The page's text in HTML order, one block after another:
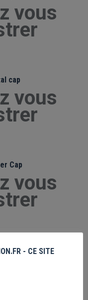
vous
cap
vous
Cap
vous
vous
- CE SITE